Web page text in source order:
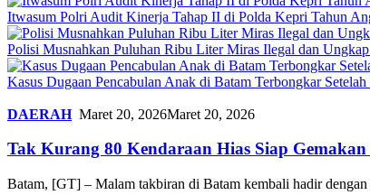
Itwasum Polri Audit Kinerja Tahap II di Polda Kepri Tahun
Polisi Musnahkan Puluhan Ribu Liter Miras Ilegal dan
Kasus Dugaan Pencabulan Anak di Batam Terbongkar
DAERAH Maret 20, 2026Maret 20, 2026
Tak Kurang 80 Kendaraan Hias Siap
Batam, [GT] – Malam takbiran di Batam kembali hadir